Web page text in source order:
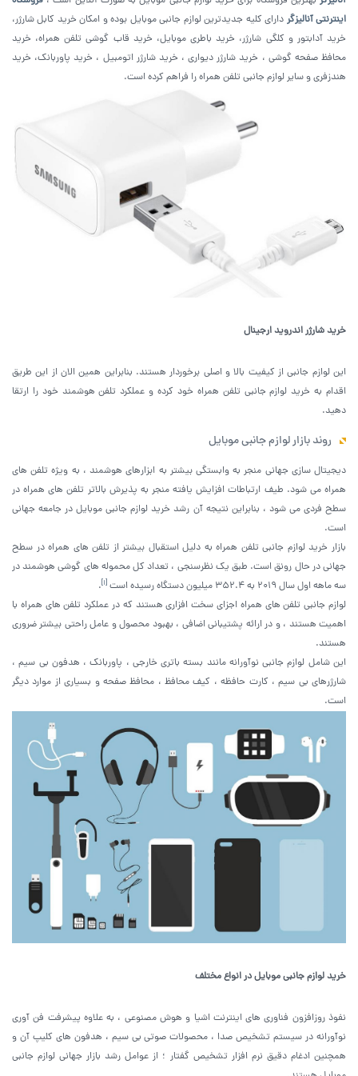
اینترنتی آنالیزگر دارای کلیه جدیدترین لوازم جانبی موبایل بوده و امکان خرید کابل شارژر،
خرید آدابتور و کلگی شارژر، خرید باطری موبایل، خرید قاب گوشی تلفن همراه، خرید
محافظ صفحه گوشی ، خرید شارژر دیواری ، خرید شارژر اتومبیل ، خرید پاوربانک، خرید
هندزفری و سایر لوازم جانبی تلفن همراه را فراهم کرده است.
خرید شارژر اندروید ارجینال
این لوازم جانبی از کیفیت بالا و اصلی برخوردار هستند. بنابراین همین الان از این طریق
اقدام به خرید لوازم جانبی تلفن همراه خود کرده و عملکرد تلفن هوشمند خود را ارتقا
دهید.
روند بازار لوازم جانبی موبایل
دیجیتال سازی جهانی منجر به وابستگی بیشتر به ابزارهای هوشمند ، به ویژه تلفن های
همراه می شود. طیف ارتباطات افزایش یافته منجر به پذیرش بالاتر تلفن های همراه در
سطح فردی می شود ، بنابراین نتیجه آن رشد خرید لوازم جانبی موبایل در جامعه جهانی
است.
بازار خرید لوازم جانبی تلفن همراه به دلیل استقبال بیشتر از تلفن های همراه در سطح
جهانی در حال رونق است. طبق یک نظرسنجی ، تعداد کل محموله های گوشی هوشمند در
سه ماهه اول سال 2019 به 352.4 میلیون دستگاه رسیده است
[1]
.
لوازم جانبی تلفن های همراه اجزای سخت افزاری هستند که در عملکرد تلفن های همراه با
اهمیت هستند ، و در ارائه پشتیبانی اضافی ، بهبود محصول و عامل راحتی بیشتر ضروری
هستند.
این شامل لوازم جانبی نوآورانه مانند بسته باتری خارجی ، پاوربانک ، هدفون بی سیم ،
شارژرهای بی سیم ، کارت حافظه ، کیف محافظ ، محافظ صفحه و بسیاری از موارد دیگر
است.
خرید لوازم جانبی موبایل در انواع مختلف
نفوذ روزافزون فناوری های اینترنت اشیا و هوش مصنوعی ، به علاوه پیشرفت فن آوری
نوآورانه در سیستم تشخیص صدا ، محصولات صوتی بی سیم ، هدفون های کلیپ آن و
همچنین ادغام دقیق نرم افزار تشخیص گفتار ؛ از عوامل رشد بازار جهانی لوازم جانبی